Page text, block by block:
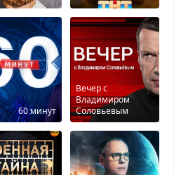
60 минут
Вечер с
Владимиром
Соловьевым